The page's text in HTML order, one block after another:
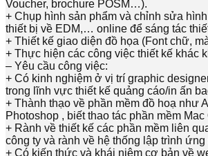
Voucher, brochure POSM…).
+ Chụp hình sản phẩm và chỉnh sửa
thiết bị về EDM,… online để sáng tác
+ Thiết kế giao diện đồ họa (Font chữ,
+ Thực hiện các công việc thiết kế khác
– Yêu cầu công việc:
+ Có kinh nghiệm ở vị trí graphic
trong lĩnh vực thiết kế quảng cáo/in ấn
+ Thành thạo về phần mềm đồ hoạ như
Photoshop , biết thao tác phần mềm
+ Rành về thiết kế các phần mềm liên
công ty và rành về hệ thống lập trình ứng
+ Có kiến thức và khái niệm cơ bản về